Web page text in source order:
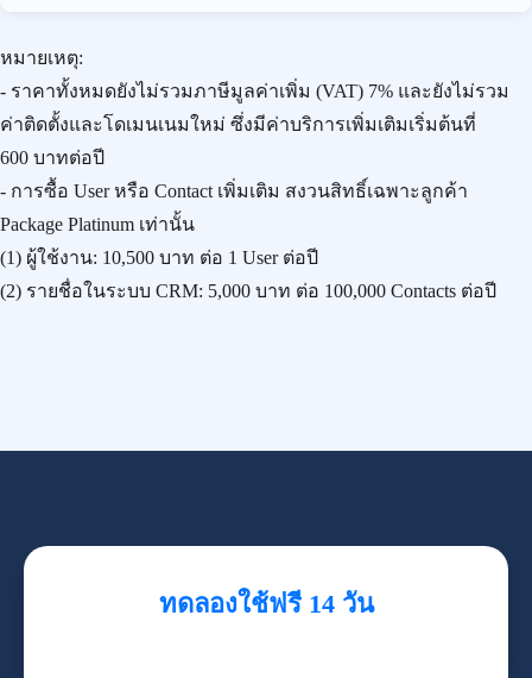
หมายเหตุ:
- ราคาทั้งหมดยังไม่รวมภาษีมูลค่าเพิ่ม (VAT) 7% และยังไม่รวม
ค่าติดตั้งและโดเมนเนมใหม่ ซึ่งมีค่าบริการเพิ่มเติมเริ่มต้นที่
600 บาทต่อปี
- การซื้อ User หรือ Contact เพิ่มเติม สงวนสิทธิ์เฉพาะลูกค้า
Package Platinum เท่านั้น
(1) ผู้ใช้งาน: 10,500 บาท ต่อ 1 User ต่อปี
(2) รายชื่อในระบบ CRM: 5,000 บาท ต่อ 100,000 Contacts ต่อปี
ทดลองใช้ฟรี 14 วัน